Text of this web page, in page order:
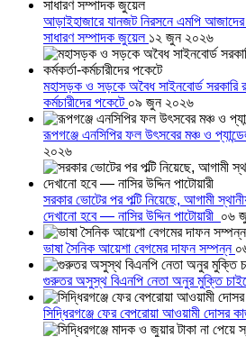
আড়াইহাজারে যানজট নিরসনে এমপি আজাদের
সাধারণ সম্পাদক জুয়েল ১২ জুন ২০২৬
মহাসড়ক ও সড়কে অবৈধ সাইনবোর্ড
কর্মচারীদের পকেটে ০৯ জুন ২০২৬
রূপগঞ্জে এনসিপির ফল উৎসবের মঞ্চ ও
২০২৬
সরকার ভোটের পর পল্টি নিয়েছে, আগামী
দেখানো হবে — নাসির উদ্দিন পাটোয়ারী ০৬
ভাষা সৈনিক আয়েশা বেগমের দাফন সম্পন্ন
গুরুতর অসুস্থ বিএনপি নেতা অনুর মুক্তি
সিদ্ধিরগঞ্জে ফের বেপরোয়া আওয়ামী দোসর